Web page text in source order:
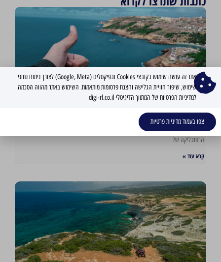
קפריסין היוונית
הרפובליקה של
קרא עוד »
אתר זה עושה שימוש בקובצי Cookies ובפיקסלים (Google, Meta) לצורך ניתוח נתוני
שימוש, שיפור חוויית הגלישה והצגת פרסומות מותאמות. השימוש באתר מהווה הסכמה
למדיניות הפרטיות של המתווך הדיגיטלי digi-rl.co.il
צפו בעמוד מדיניות פרטיות